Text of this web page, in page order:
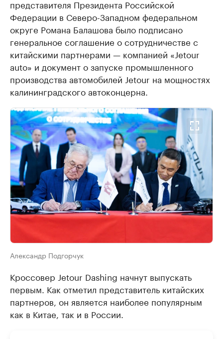
представителя Президента Российской
Федерации в Северо-Западном федеральном
округе Романа Балашова было подписано
генеральное соглашение о сотрудничестве с
китайскими партнерами — компанией «Jetour
auto» и документ о запуске промышленного
производства автомобилей Jetour на мощностях
калининградского автоконцерна.
Александр Подгорчук
Кроссовер Jetour Dashing начнут выпускать
первым. Как отметил представитель китайских
партнеров, он является наиболее популярным
как в Китае, так и в России.